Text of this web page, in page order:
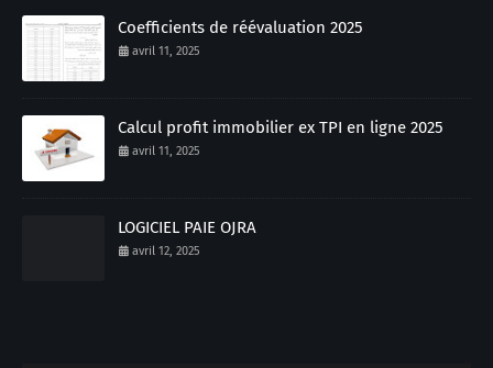
Coefficients de réévaluation 2025
avril 11, 2025
Calcul profit immobilier ex TPI en ligne 2025
avril 11, 2025
LOGICIEL PAIE OJRA
avril 12, 2025